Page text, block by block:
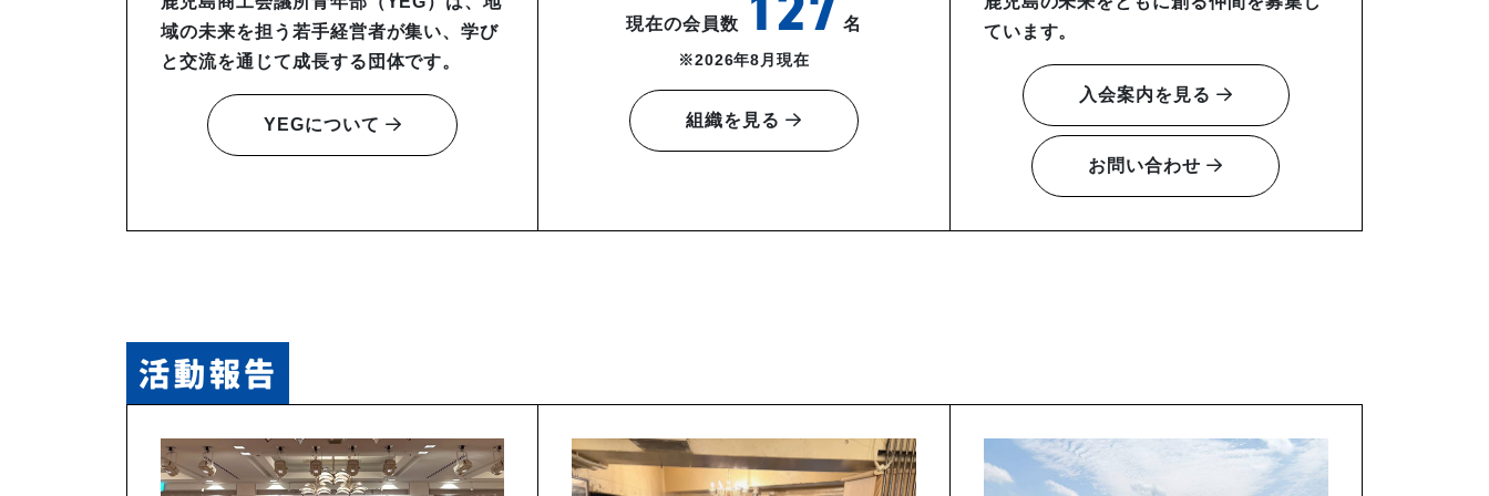
域の未来を担う若手経営者が集い、学び
と交流を通じて成長する団体です。
YEGについて
現在の会員数 名
※2026年8月現在
組織を見る
ています。
入会案内を見る
お問い合わせ
活動報告